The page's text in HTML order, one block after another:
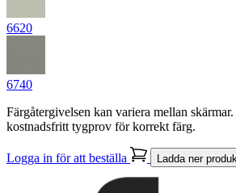
6620
6740
Färgåtergivelsen kan variera mellan
kostnadsfritt tygprov för korrekt färg.
Logga in för att beställa Ladda ner